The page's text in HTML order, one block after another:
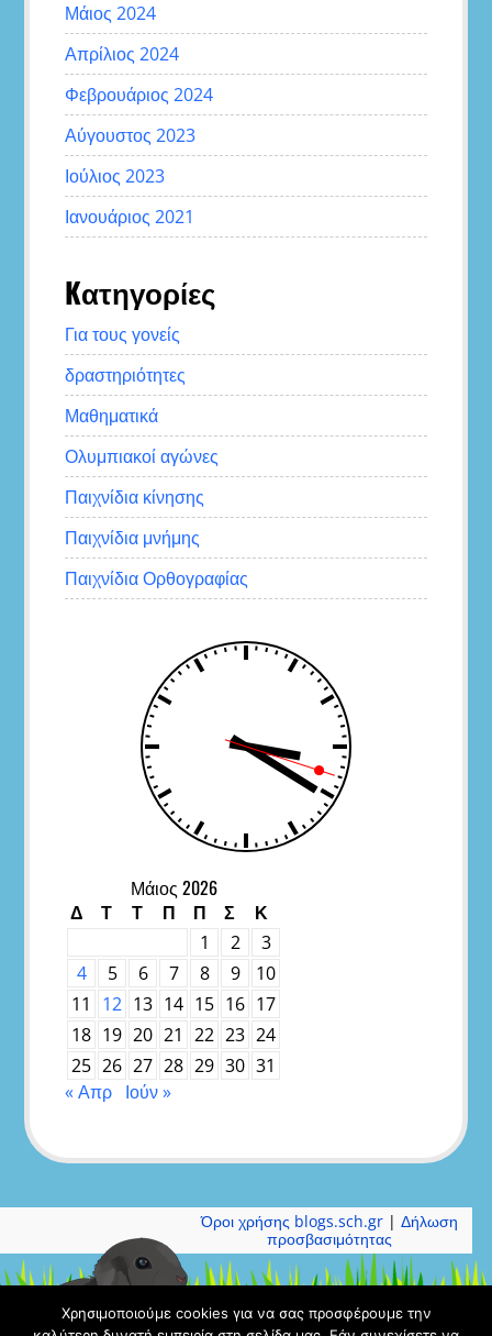
Μάιος 2024
Απρίλιος 2024
Φεβρουάριος 2024
Αύγουστος 2023
Ιούλιος 2023
Ιανουάριος 2021
Kατηγορίες
Για τους γονείς
δραστηριότητες
Μαθηματικά
Ολυμπιακοί αγώνες
Παιχνίδια κίνησης
Παιχνίδια μνήμης
Παιχνίδια Ορθογραφίας
Μάιος 2026
Δ Τ Τ Π Π Σ
Κ
1
2
3
4
5 6 7 8 9
10
11
12 13 14 15 16 17
18 19 20 21 22 23 24
25 26 27 28 29 30 31
« Απρ Ιούν »
Όροι χρήσης blogs.sch.gr |Δήλωση
προσβασιμότητας
Χρησιμοποιούμε cookies για να σας προσφέρουμε την